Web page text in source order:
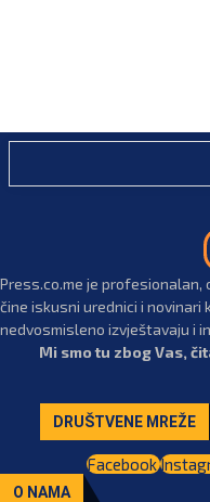
Press.co.me je profesionalan,
čine iskusni urednici i novinari
nedvosmisleno izvještavaju i
Mi smo tu zbog Vas,
DRUŠTVENE MREŽE
Facebook
O NAMA